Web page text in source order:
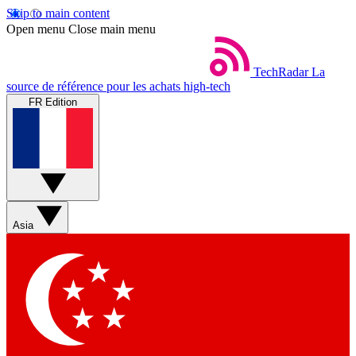
Skip to main content
Open menu Close main menu
TechRadar La
source de référence pour les achats high-tech
FR Edition
Asia